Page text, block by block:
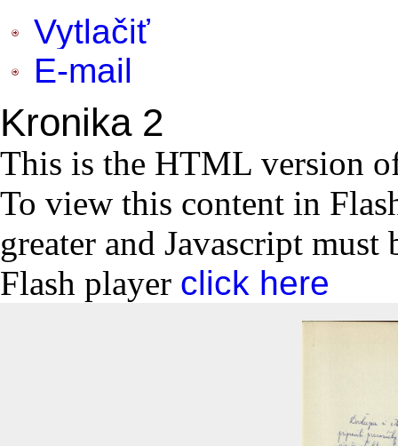
Vytlačiť
E-mail
Kronika 2
This is the HTML version
To view this content in
greater and Javascript
Flash player click here